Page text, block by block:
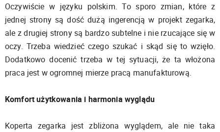
Oczywiście w języku polskim. To sporo zmian, które z
jednej strony są dość dużą ingerencją w projekt zegarka,
ale z drugiej strony są bardzo subtelne i nie rzucające się w
oczy. Trzeba wiedzieć czego szukać i skąd się to wzięło.
Dodatkowo docenić trzeba w tej sytuacji, że ta włożona
praca jest w ogromnej mierze pracą manufakturową.
Komfort użytkowania i harmonia wyglądu
Koperta zegarka jest zbliżona wyglądem, ale nie taka